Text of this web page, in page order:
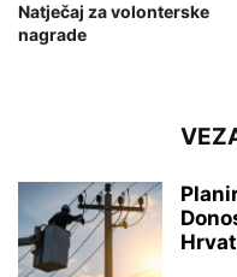
Natječaj za volonterske
nagrade